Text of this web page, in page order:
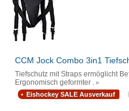
CCM Jock Combo 3in1
Tiefschutz mit Straps ermöglicht
Ergonomisch geformter .
Eishockey SALE Ausverkauf